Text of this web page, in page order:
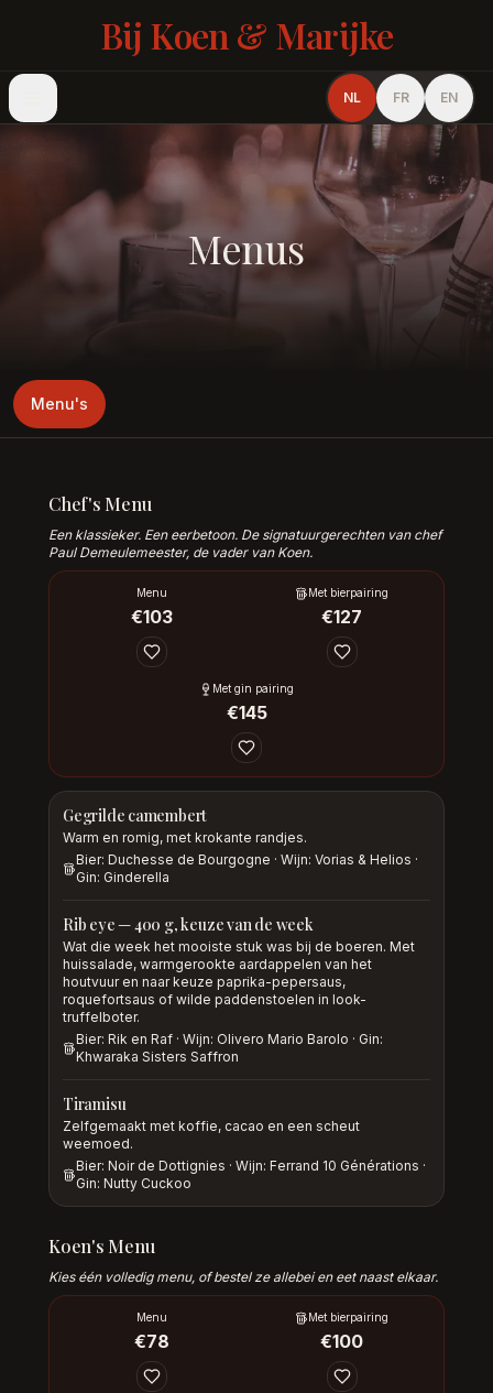
Bij Koen & Marijke
NL FR EN
Menus
Menu's
Chef's Menu
Een klassieker. Een eerbetoon. De signatuurgerechten van chef
Paul Demeulemeester, de vader van Koen.
Menu
€103
Met bierpairing
€127
Met gin pairing
€145
Gegrilde camembert
Warm en romig, met krokante randjes.
Bier: Duchesse de Bourgogne · Wijn: Vorias & Helios ·
Gin: Ginderella
Rib eye — 400 g, keuze van de week
Wat die week het mooiste stuk was bij de boeren. Met
huissalade, warmgerookte aardappelen van het
houtvuur en naar keuze paprika-pepersaus,
roquefortsaus of wilde paddenstoelen in look-
truffelboter.
Bier: Rik en Raf · Wijn: Olivero Mario Barolo · Gin:
Khwaraka Sisters Saffron
Tiramisu
Zelfgemaakt met koffie, cacao en een scheut
weemoed.
Bier: Noir de Dottignies · Wijn: Ferrand 10 Générations ·
Gin: Nutty Cuckoo
Koen's Menu
Kies één volledig menu, of bestel ze allebei en eet naast elkaar.
Menu
€78
Met bierpairing
€100